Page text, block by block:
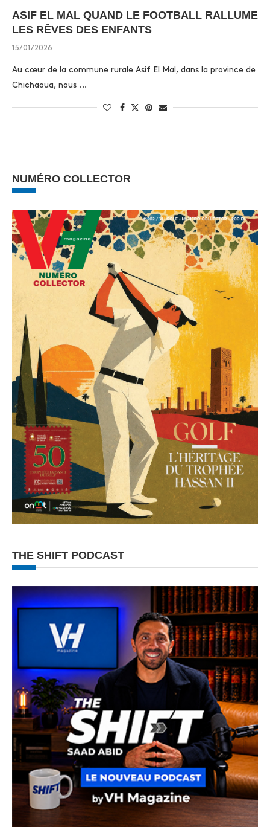
ASIF EL MAL QUAND LE FOOTBALL RALLUME
LES RÊVES DES ENFANTS
15/01/2026
Au cœur de la commune rurale Asif El Mal, dans la province de
Chichaoua, nous …
NUMÉRO COLLECTOR
THE SHIFT PODCAST